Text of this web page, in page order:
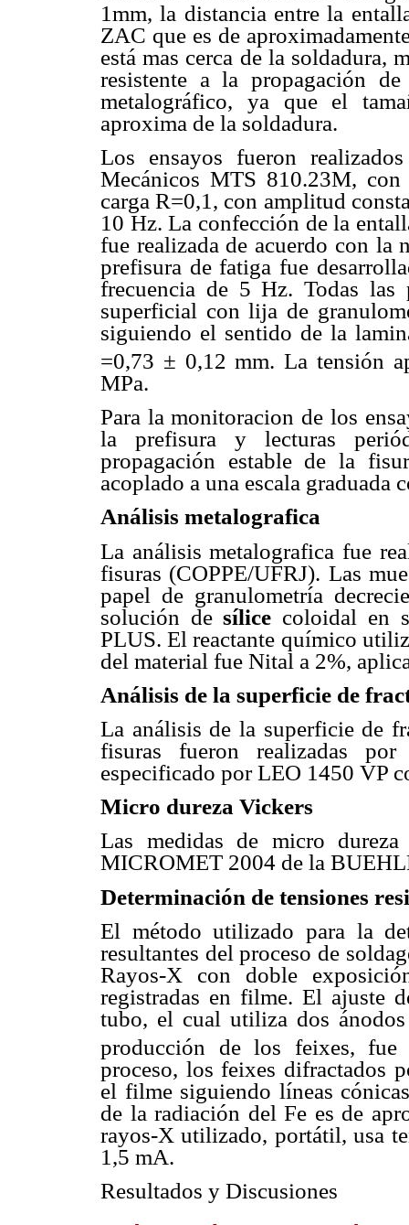
1mm, la distancia entre la
ZAC que es de
está mas cerca de la soldadura,
resistente a la propagación
metalográfico, ya que el
aproxima de la soldadura.
Los ensayos fueron
Mecánicos MTS 810.23M,
carga R=0,1, con amplitud
10 Hz. La confección de la
fue realizada de acuerdo con la
prefisura de fatiga fue
frecuencia de 5 Hz. Todas las
superficial con lija de
siguiendo el sentido de la
=0,73 ± 0,12 mm. La tensión
MPa.
Para la monitoracion de los
la prefisura y lecturas
propagación estable de la
acoplado a una escala graduada
Análisis metalografica
La análisis metalografica fue
fisuras (COPPE/UFRJ). Las
papel de granulometría
solución desílice coloidal en
PLUS. El reactante químico
del material fue Nital a 2%,
Análisis de la superficie de
La análisis de la superficie de
fisuras fueron realizadas por
especificado por LEO 1450 VP
Micro dureza Vickers
Las medidas de micro
MICROMET 2004 de la
Determinación de tensiones
El método utilizado para la
resultantes del proceso de
Rayos-X con doble
registradas en filme. El ajuste
tubo, el cual utiliza dos
producción de los feixes,
proceso, los feixes difractados
el filme siguiendo líneas
de la radiación del Fe es de
rayos-X utilizado, portátil, usa
1,5 mA.
Resultados y Discusiones